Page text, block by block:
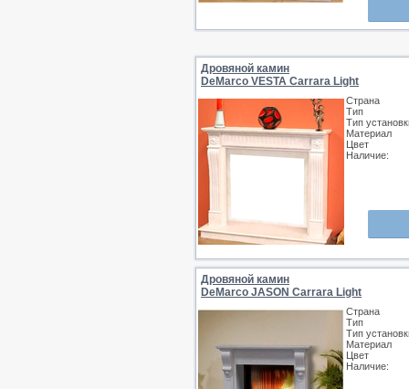
Дровяной камин
DeMarco VESTA Carrara Light
Страна
Тип
Тип
Материал
Цвет
Наличие:
Дровяной камин
DeMarco JASON Carrara Light
Страна
Тип
Тип
Материал
Цвет
Наличие: